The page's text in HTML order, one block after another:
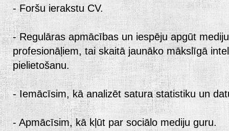
- Foršu ierakstu CV.
- Regulāras apmācības un iespēju apgūt
profesionāļiem, tai skaitā jaunāko mākslīgā
pielietošanu.
- Iemācīsim, kā analizēt satura statistiku un
- Apmācīsim, kā kļūt par sociālo mediju guru.